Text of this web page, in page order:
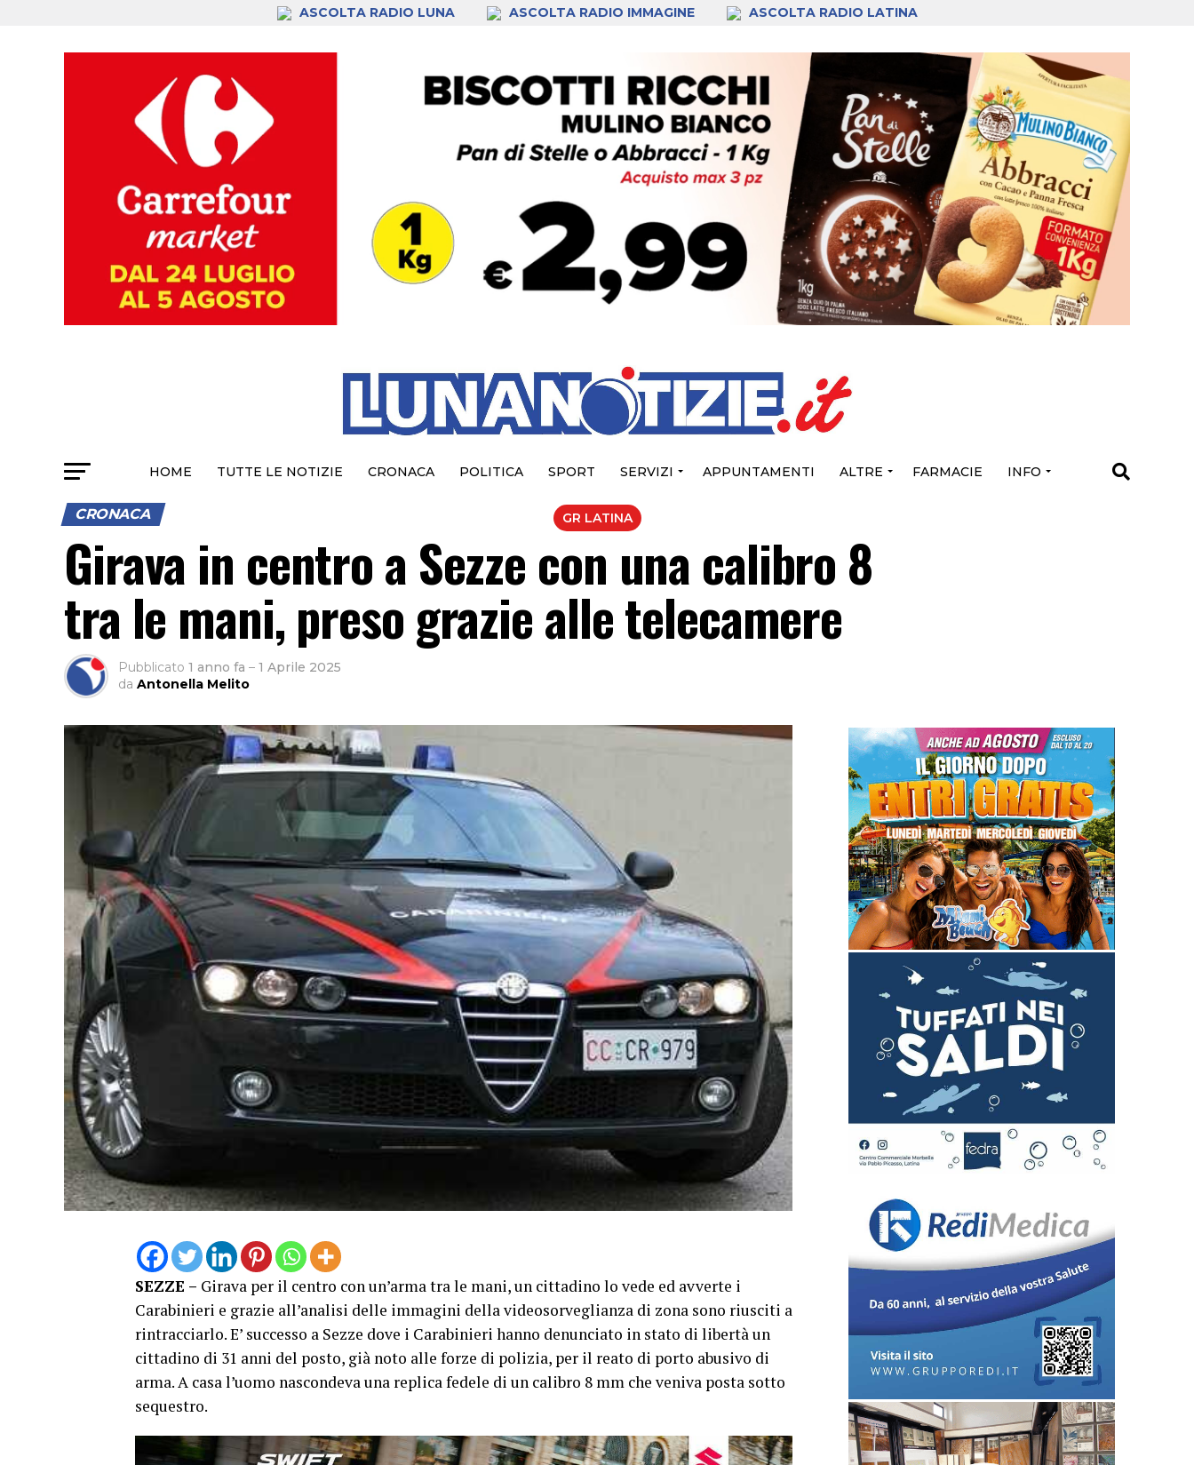
ASCOLTA RADIO LUNA ASCOLTA RADIO IMMAGINE ASCOLTA RADIO LATINA
HOME TUTTE LE NOTIZIE CRONACA POLITICA SPORT SERVIZI APPUNTAMENTI ALTRE FARMACIE INFO
GR LATINA
CRONACA
Girava in centro a Sezze con una calibro 8
tra le mani, preso grazie alle telecamere
Pubblicato 1 anno fa – 1 Aprile 2025
da Antonella Melito
SEZZE – Girava per il centro con un’arma tra le mani, un cittadino lo vede ed avverte i
Carabinieri e grazie all’analisi delle immagini della videosorveglianza di zona sono riusciti a
rintracciarlo. E’ successo a Sezze dove i Carabinieri hanno denunciato in stato di libertà un
cittadino di 31 anni del posto, già noto alle forze di polizia, per il reato di porto abusivo di
arma. A casa l’uomo nascondeva una replica fedele di un calibro 8 mm che veniva posta sotto
sequestro.